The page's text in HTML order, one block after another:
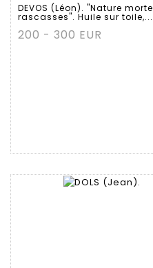
DEVOS (Léon). "Nature morte
rascasses". Huile sur toile,...
200 - 300 EUR